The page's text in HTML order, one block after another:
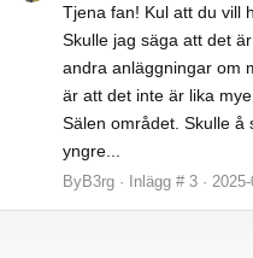
Tjena fan! Kul att du vill
Skulle jag säga att det
andra anläggningar om
är att det inte är lika
Sälen området. Skulle å
yngre...
ByB3rg Inlägg # 3